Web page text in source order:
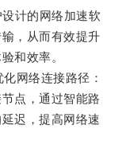
计的网络加速软
，从而有效提升
和效率。
网络连接路径：
点，通过智能路
迟，提高网络速